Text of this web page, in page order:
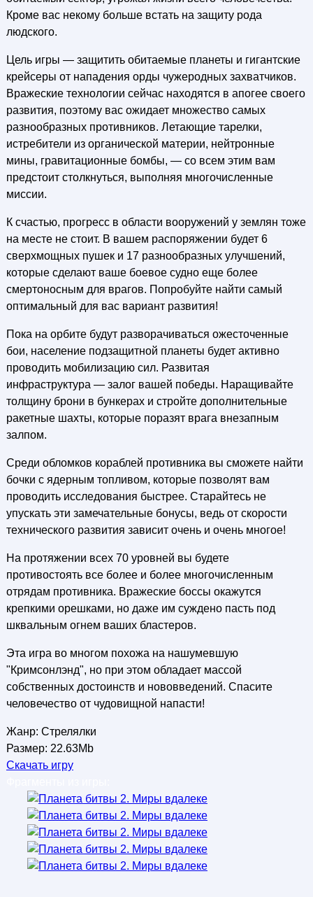
Кроме вас некому больше встать на защиту рода
людского.
Цель игры — защитить обитаемые планеты и гигантские
крейсеры от нападения орды чужеродных захватчиков.
Вражеские технологии сейчас находятся в апогее своего
развития, поэтому вас ожидает множество самых
разнообразных противников. Летающие тарелки,
истребители из органической материи, нейтронные
мины, гравитационные бомбы, — со всем этим вам
предстоит столкнуться, выполняя многочисленные
миссии.
К счастью, прогресс в области вооружений у землян тоже
на месте не стоит. В вашем распоряжении будет 6
сверхмощных пушек и 17 разнообразных улучшений,
которые сделают ваше боевое судно еще более
смертоносным для врагов. Попробуйте найти самый
оптимальный для вас вариант развития!
Пока на орбите будут разворачиваться ожесточенные
бои, население подзащитной планеты будет активно
проводить мобилизацию сил. Развитая
инфраструктура — залог вашей победы. Наращивайте
толщину брони в бункерах и стройте дополнительные
ракетные шахты, которые поразят врага внезапным
залпом.
Среди обломков кораблей противника вы сможете найти
бочки с ядерным топливом, которые позволят вам
проводить исследования быстрее. Старайтесь не
упускать эти замечательные бонусы, ведь от скорости
технического развития зависит очень и очень многое!
На протяжении всех 70 уровней вы будете
противостоять все более и более многочисленным
отрядам противника. Вражеские боссы окажутся
крепкими орешками, но даже им суждено пасть под
шквальным огнем ваших бластеров.
Эта игра во многом похожа на нашумевшую
"Кримсонлэнд", но при этом обладает массой
собственных достоинств и нововведений. Спасите
человечество от чудовищной напасти!
Жанр: Стрелялки
Размер: 22.63Mb
Скачать игру